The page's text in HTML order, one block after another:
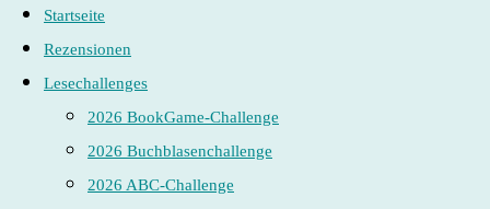
Startseite
Rezensionen
Lesechallenges
2026 BookGame-Challenge
2026 Buchblasenchallenge
2026 ABC-Challenge